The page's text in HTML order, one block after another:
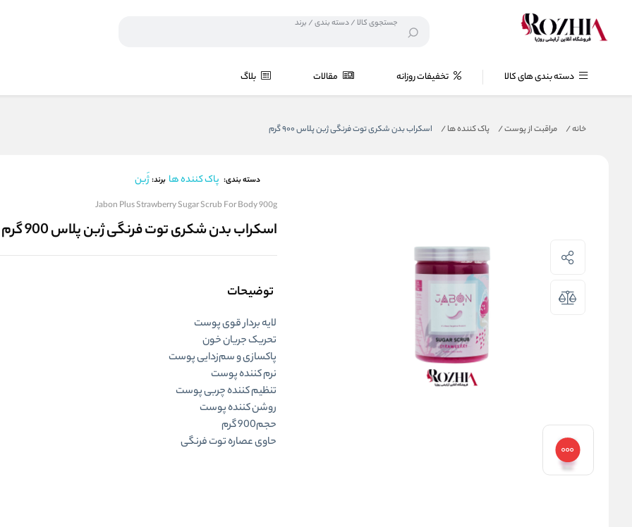
دسته بندی های کالا تخفیفات روزانه مقالات بلاگ
خانه/ مراقبت از پوست/ پاک کننده ها/ اسکراب بدن شکری توت فرنگی ژبن پلاس 900 گرم
دسته بندی: پاک کننده ها برند: ژَبن
Jabon Plus Strawberry Sugar Scrub For Body 900g
اسکراب بدن شکری توت فرنگی ژبن پلاس 900 گرم
توضیحات
لایه بردار قوی پوست
تحریک جریان خون
پاکسازی و سم‌زدایی پوست
نرم کننده پوست
تنظیم کننده چربی پوست
روشن کننده پوست
حجم900 گرم
حاوی عصاره توت فرنگی